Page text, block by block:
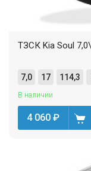
ТЗСК Kia Soul
7,0 17 114,3
В наличии
4 060 ₽